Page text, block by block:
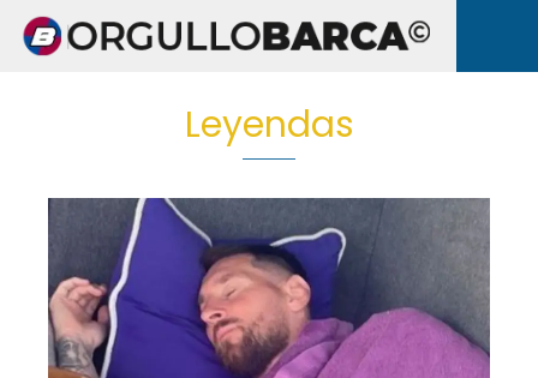
Leyendas